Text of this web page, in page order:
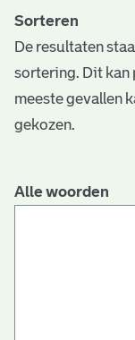
Sorteren
De resultaten
sortering. Dit kan
meeste gevallen
gekozen.
Alle woorden